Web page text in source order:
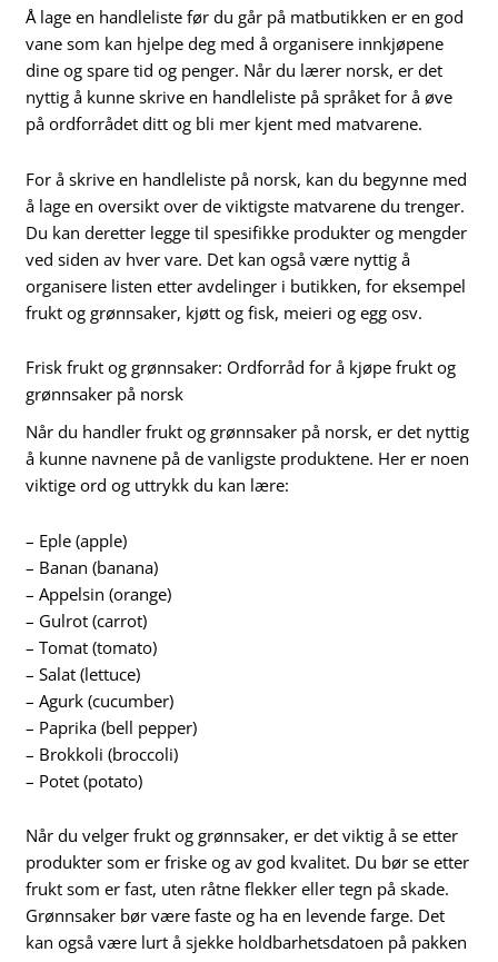
Å lage en handleliste før du går på matbutikken er en god
vane som kan hjelpe deg med å organisere innkjøpene
dine og spare tid og penger. Når du lærer norsk, er det
nyttig å kunne skrive en handleliste på språket for å øve
på ordforrådet ditt og bli mer kjent med matvarene.
For å skrive en handleliste på norsk, kan du begynne med
å lage en oversikt over de viktigste matvarene du trenger.
Du kan deretter legge til spesifikke produkter og mengder
ved siden av hver vare. Det kan også være nyttig å
organisere listen etter avdelinger i butikken, for eksempel
frukt og grønnsaker, kjøtt og fisk, meieri og egg osv.
Frisk frukt og grønnsaker: Ordforråd for å kjøpe frukt og
grønnsaker på norsk
Når du handler frukt og grønnsaker på norsk, er det nyttig
å kunne navnene på de vanligste produktene. Her er noen
viktige ord og uttrykk du kan lære:
– Eple (apple)
– Banan (banana)
– Appelsin (orange)
– Gulrot (carrot)
– Tomat (tomato)
– Salat (lettuce)
– Agurk (cucumber)
– Paprika (bell pepper)
– Brokkoli (broccoli)
– Potet (potato)
Når du velger frukt og grønnsaker, er det viktig å se etter
produkter som er friske og av god kvalitet. Du bør se etter
frukt som er fast, uten råtne flekker eller tegn på skade.
Grønnsaker bør være faste og ha en levende farge. Det
kan også være lurt å sjekke holdbarhetsdatoen på pakken